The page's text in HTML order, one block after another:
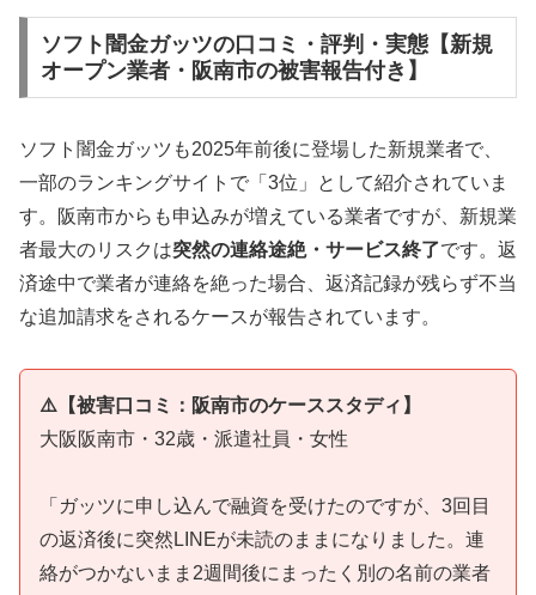
ソフト闇金ガッツの口コミ・評判・実態【新規
オープン業者・阪南市の被害報告付き】
ソフト闇金ガッツも2025年前後に登場した新規業者で、
一部のランキングサイトで「3位」として紹介されていま
す。阪南市からも申込みが増えている業者ですが、新規業
者最大のリスクは突然の連絡途絶・サービス終了です。返
済途中で業者が連絡を絶った場合、返済記録が残らず不当
な追加請求をされるケースが報告されています。
⚠️【被害口コミ：阪南市のケーススタディ】
大阪阪南市・32歳・派遣社員・女性
「ガッツに申し込んで融資を受けたのですが、3回目
の返済後に突然LINEが未読のままになりました。連
絡がつかないまま2週間後にまったく別の名前の業者